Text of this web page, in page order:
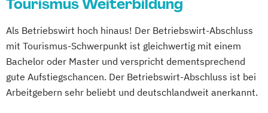
Tourismus Weiterbildung
Als Betriebswirt hoch hinaus! Der Betriebswirt-Abschluss
mit Tourismus-Schwerpunkt ist gleichwertig mit einem
Bachelor oder Master und verspricht dementsprechend
gute Aufstiegschancen. Der Betriebswirt-Abschluss ist bei
Arbeitgebern sehr beliebt und deutschlandweit anerkannt.